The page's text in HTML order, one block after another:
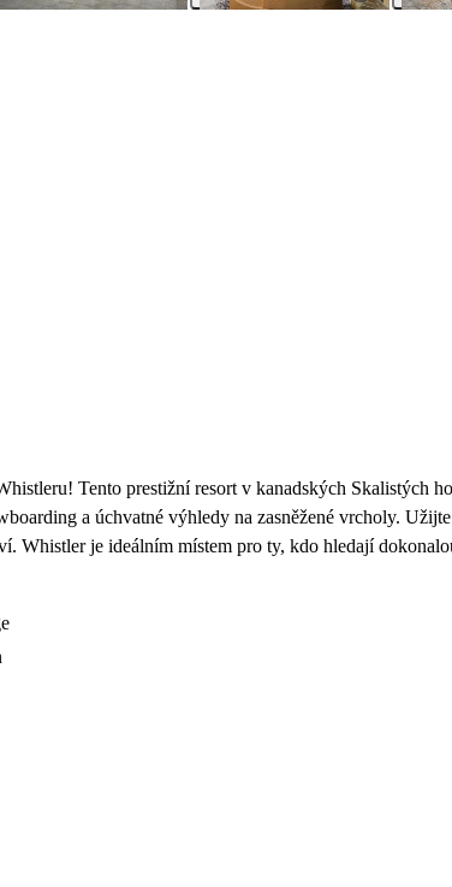
Tento prestižní resort v kanadských Skalistých
a úchvatné výhledy na zasněžené vrcholy.
Whistler je ideálním místem pro ty, kdo hledají